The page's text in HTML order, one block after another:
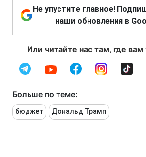
Не упустите главное!
наши обновления в
Или читайте нас там, где вам
Больше по теме:
бюджет Дональд Трамп